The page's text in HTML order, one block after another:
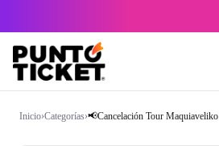
Inicio›Categorías›📢Cancelación Tour Maquiaveliko